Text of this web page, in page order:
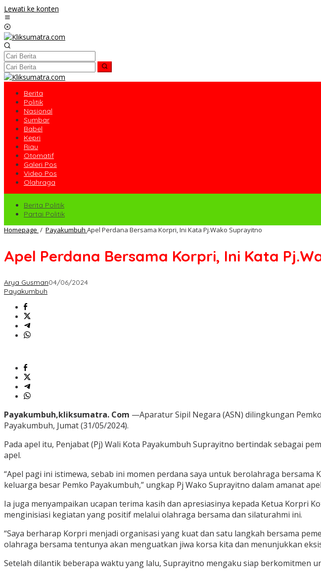
Lewati ke konten
Berita
Politik
Nasional
Sumbar
Babel
Kepri
Riau
Otomatif
Galeri Pos
Video Pos
Olahraga
Berita Politik
Partai Politik
Homepage / Payakumbuh Apel Perdana Bersama Korpri, Ini Kata Pj.Wako Suprayitno
Apel Perdana Bersama Korpri, Ini Kata
Arya Gusman04/06/2024
Payakumbuh
Payakumbuh,kliksumatra. Com —Aparatur Sipil Negara (ASN) dilingkungan
Payakumbuh, Jumat (31/05/2024).
Pada apel itu, Penjabat (Pj) Wali Kota Payakumbuh Suprayitno bertindak sebagai
apel.
“Apel pagi ini istimewa, sebab ini momen perdana saya untuk berolahraga
keluarga besar Pemko Payakumbuh,” ungkap Pj Wako Suprayitno dalam amanat
Ia juga menyampaikan ucapan terima kasih dan apresiasinya kepada Ketua Korpri
menginisiasi kegiatan yang positif melalui olahraga bersama dan silaturahmi ini.
“Saya berharap Korpri menjadi organisasi yang kuat dan satu langkah bersama
olahraga bersama tentunya akan menguatkan jiwa korsa kita dan menunjukkan
Setelah dilantik beberapa waktu yang lalu, Suprayitno mengaku siap berkomitmen